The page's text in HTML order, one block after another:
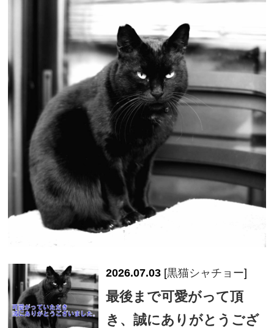
2026.07.03 [黒猫シャチョー]
最後まで可愛がって頂
き、誠にありがとうござ